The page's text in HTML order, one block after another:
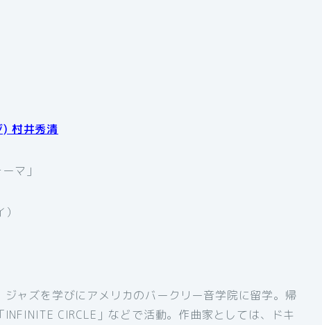
村井秀清
マ」
ャズを学びにアメリカのバークリー音学院に留学。帰
CIRCLE」などで活動。作曲家としては、ドキ